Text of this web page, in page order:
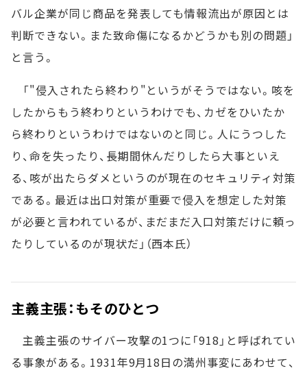
バル企業が同じ商品を発表しても情報流出が原因とは
判断できない。また致命傷になるかどうかも別の問題」
と言う。
「"侵入されたら終わり"というがそうではない。咳を
したからもう終わりというわけでも、カゼをひいたか
ら終わりというわけではないのと同じ。人にうつした
り、命を失ったり、長期間休んだりしたら大事といえ
る、咳が出たらダメというのが現在のセキュリティ対策
である。最近は出口対策が重要で侵入を想定した対策
が必要と言われているが、まだまだ入口対策だけに頼っ
たりしているのが現状だ」（西本氏）
主義主張：もそのひとつ
主義主張のサイバー攻撃の1つに「918」と呼ばれてい
る事象がある。1931年9月18日の満州事変にあわせて、